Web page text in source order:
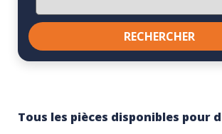
Tous les pièces disponibles pour